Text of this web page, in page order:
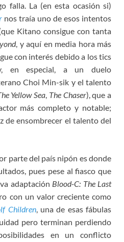
falla. La (en esta ocasión si)
nos traía uno de esos intentos
Kitano consigue con tanta
, y aquí en media hora más
con interés debido a los tics
en especial, a un duelo
Choi Min-sik y el talento
Yellow Sea, The Chaser), que a
más completo y notable;
de ensombrecer el talento del
parte del país nipón es donde
pues pese al fiasco que
adaptación Blood-C: The Last
con un valor creciente como
Children, una de esas fábulas
pero terminan perdiendo
en un conflicto